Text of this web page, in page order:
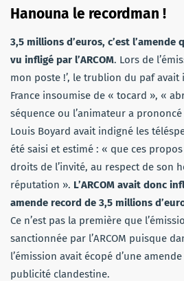
Hanouna le recordman !
3,5 millions d’euros, c’est l’amende
vu infligé par l’ARCOM. Lors de
mon poste !’, le trublion du paf
France insoumise de « tocard », «
séquence ou l’animateur a prononcé
Louis Boyard avait indigné les
été saisi et estimé : « que ces
droits de l’invité, au respect de son
réputation ». L’ARCOM avait donc
amende record de 3,5 millions
Ce n’est pas la première que
sanctionnée par l’ARCOM puisque
l’émission avait écopé d’une
publicité clandestine.